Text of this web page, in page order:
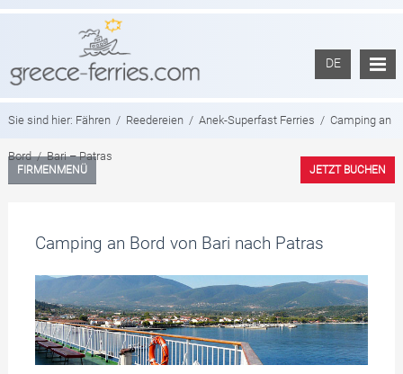
DE
Sie sind hier: Fähren / Reedereien / Anek-Superfast Ferries / Camping an
Bord / Bari – Patras
FIRMENMENÜ JETZT BUCHEN
Camping an Bord von Bari nach Patras